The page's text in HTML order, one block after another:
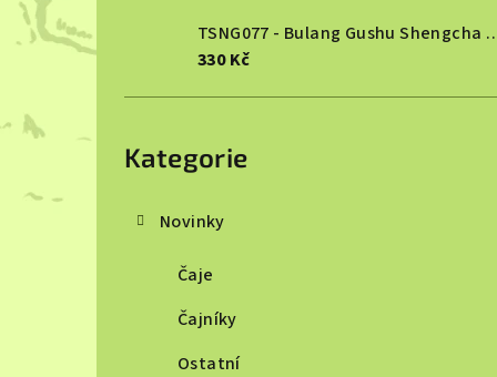
TSNG077 - Bulang
330 Kč
Kategorie
Novinky
Čaje
Čajníky
Ostatní